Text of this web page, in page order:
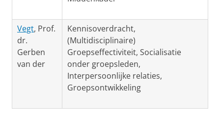
Vegt, Prof.
dr.
Gerben
van der
Kennisoverdracht,
(Multidisciplinaire)
Groepseffectiviteit, Socialisatie
onder groepsleden,
Interpersoonlijke relaties,
Groepsontwikkeling